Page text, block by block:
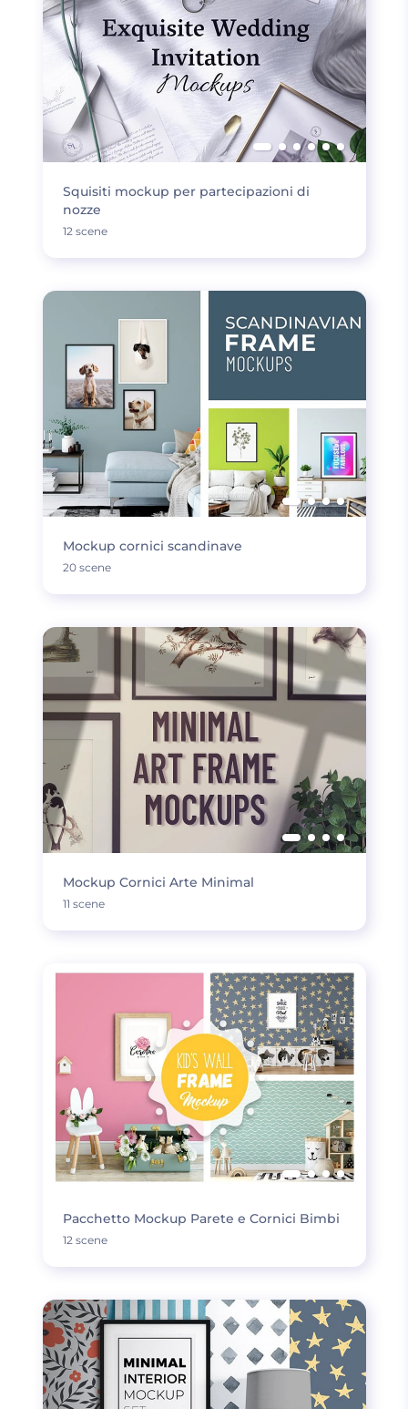
Squisiti mockup per partecipazioni di
nozze
12 scene
Mockup cornici scandinave
20 scene
Mockup Cornici Arte Minimal
11 scene
Pacchetto Mockup Parete e Cornici Bimbi
12 scene